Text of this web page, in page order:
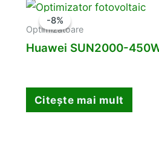
-8%
-8%
Optimizatoare
Huawei SUN2000-
Citește mai mult